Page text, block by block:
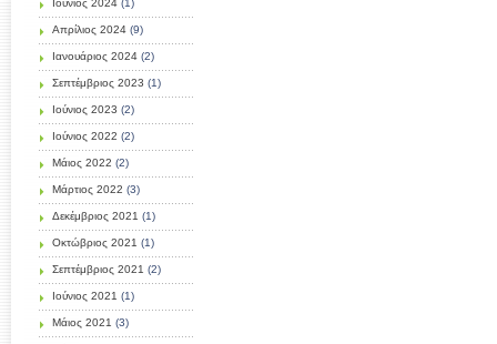
Ιούνιος 2024 (1)
Απρίλιος 2024 (9)
Ιανουάριος 2024 (2)
Σεπτέμβριος 2023 (1)
Ιούνιος 2023 (2)
Ιούνιος 2022 (2)
Μάιος 2022 (2)
Μάρτιος 2022 (3)
Δεκέμβριος 2021 (1)
Οκτώβριος 2021 (1)
Σεπτέμβριος 2021 (2)
Ιούνιος 2021 (1)
Μάιος 2021 (3)